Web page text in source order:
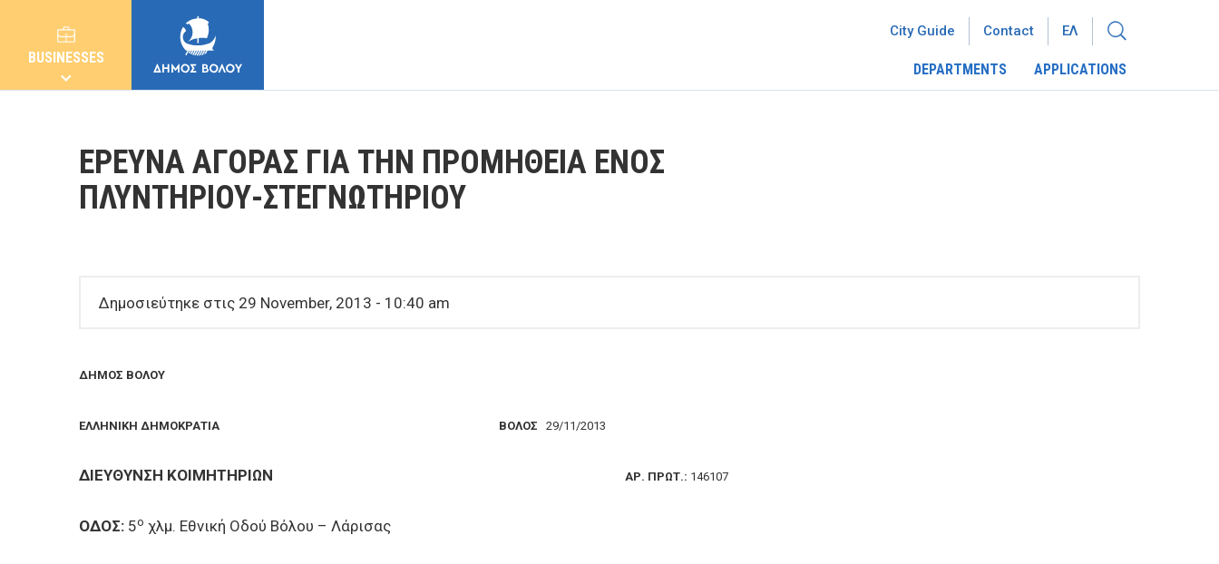
BUSINESSES
DEPARTMENTS APPLICATIONS
City Guide Contact ΕΛ
ΕΡΕΥΝΑ ΑΓΟΡΑΣ ΓΙΑ ΤΗΝ ΠΡΟΜΗΘΕΙΑ ΕΝΟΣ
ΠΛΥΝΤΗΡΙΟΥ-ΣΤΕΓΝΩΤΗΡΙΟΥ
Δημοσιεύτηκε στις 29 November, 2013 - 10:40 am
ΔΗΜΟΣ ΒΟΛΟΥ
ΕΛΛΗΝΙΚΗ ΔΗΜΟΚΡΑΤΙΑ ΒΟΛΟΣ 29/11/2013
ΔΙΕΥΘΥΝΣΗ ΚΟΙΜΗΤΗΡΙΩΝ ΑΡ. ΠΡΩΤ.: 146107
ΟΔΟΣ: 5ο χλμ. Εθνική Οδού Βόλου – Λάρισας